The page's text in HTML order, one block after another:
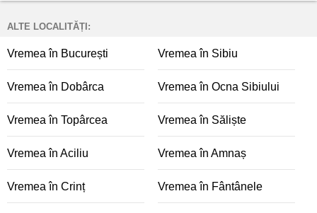
ALTE LOCALITĂȚI:
Vremea în București Vremea în Sibiu
Vremea în Dobârca Vremea în Ocna Sibiului
Vremea în Topârcea Vremea în Săliște
Vremea în Aciliu Vremea în Amnaș
Vremea în Crinț Vremea în Fântânele